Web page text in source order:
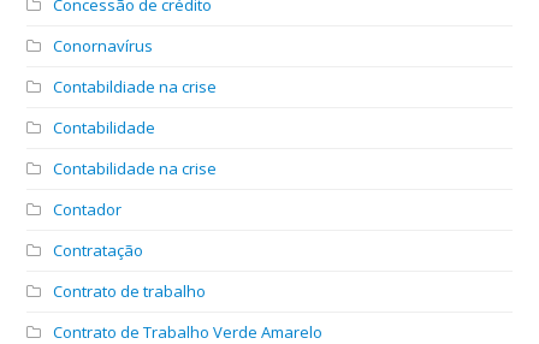
Concessão de crédito
Conornavírus
Contabildiade na crise
Contabilidade
Contabilidade na crise
Contador
Contratação
Contrato de trabalho
Contrato de Trabalho Verde Amarelo